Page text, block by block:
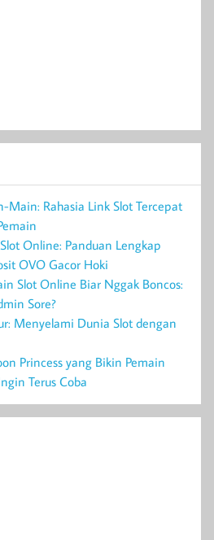
Main: Rahasia Link Slot Tercepat
Online: Panduan Lengkap
OVO Gacor Hoki
Slot Online Biar Nggak Boncos:
Sore?
Menyelami Dunia Slot dengan
Princess yang Bikin Pemain
Terus Coba